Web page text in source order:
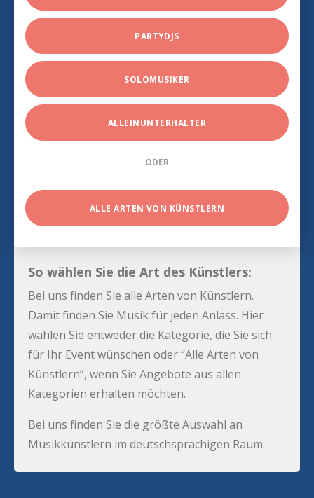
PARTYDJS
SOLOMUSIKER
ALLEINUNTERHALTER
ODER
ALLE ARTEN VON KÜNSTLERN
So wählen Sie die Art des Künstlers:
Bei uns finden Sie alle Arten von Künstlern.
Damit finden Sie Musik für jeden Anlass. Hier
wählen Sie entweder die Kategorie, die Sie sich
für Ihr Event wünschen oder “Alle Arten von
Künstlern”, wenn Sie Angebote aus allen
Kategorien erhalten möchten.
Bei uns finden Sie die größte Auswahl an
Musikkünstlern im deutschsprachigen Raum.